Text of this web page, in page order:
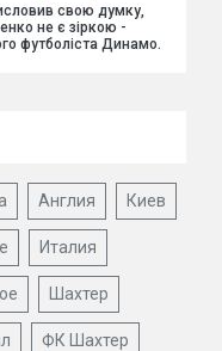
свою думку,
не є зіркою -
футболіста Динамо.
Англия Киев
Италия
Шахтер
ФК Шахтер